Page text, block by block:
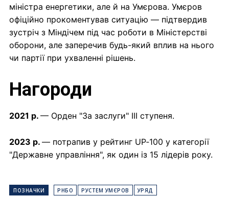
міністра енергетики, але й на Умєрова. Умєров
офіційно прокоментував ситуацію — підтвердив
зустріч з Міндічем під час роботи в Міністерстві
оборони, але заперечив будь-який вплив на нього
чи партії при ухваленні рішень.
Нагороди
2021 р. — Орден "За заслуги" III ступеня.
2023 р. — потрапив у рейтинг UP‑100 у категорії
"Державне управління", як один із 15 лідерів року.
ПОЗНАЧКИ РНБО РУСТЕМ УМЄРОВ УРЯД